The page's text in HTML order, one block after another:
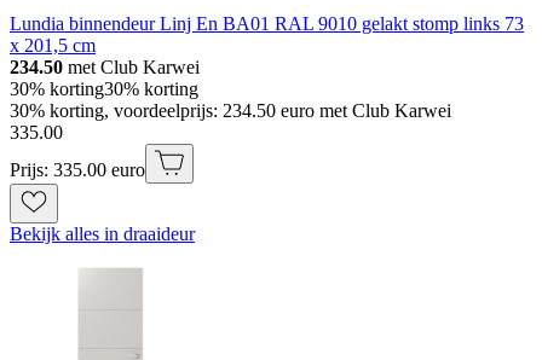
Lundia binnendeur Linj En BA01 RAL 9010 gelakt stomp links 73
x 201,5 cm
234.50 met Club Karwei
30% korting30% korting
30% korting, voordeelprijs: 234.50 euro met Club Karwei
335.00
Prijs: 335.00 euro
Bekijk alles in draaideur